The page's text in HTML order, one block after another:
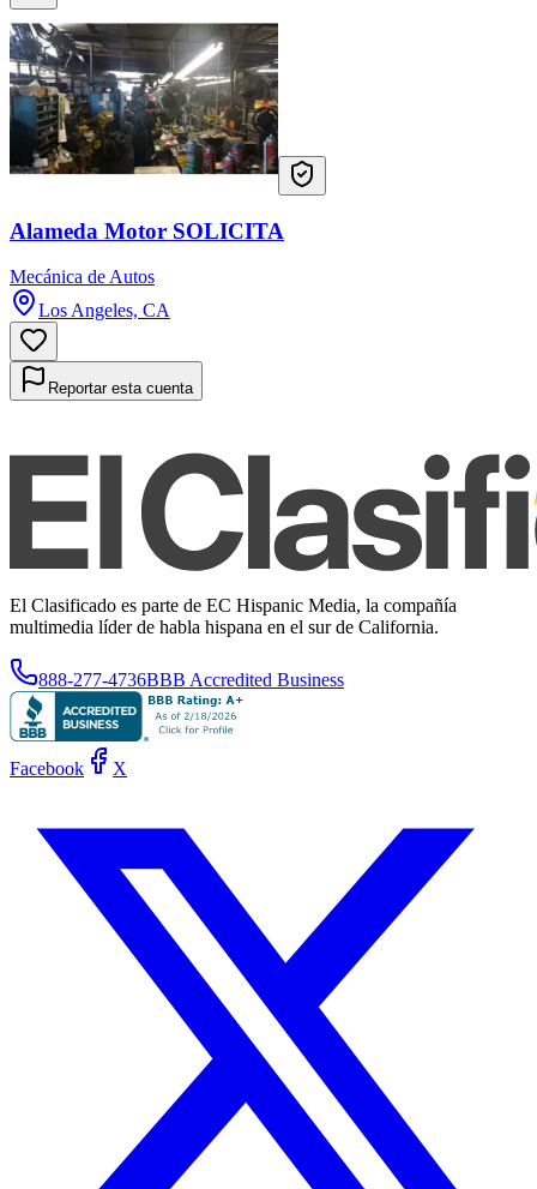
Alameda Motor SOLICITA
Mecánica de Autos
Los Angeles, CA
Reportar esta cuenta
El Clasificado es parte de EC Hispanic Media, la compañía
multimedia líder de habla hispana en el sur de California.
888-277-4736BBB Accredited Business
Facebook X